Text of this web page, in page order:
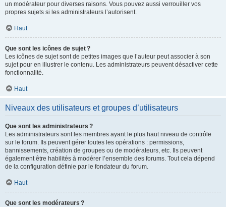
un modérateur pour diverses raisons. Vous pouvez aussi verrouiller vos
propres sujets si les administrateurs l’autorisent.
Haut
Que sont les icônes de sujet ?
Les icônes de sujet sont de petites images que l’auteur peut associer à son
sujet pour en illustrer le contenu. Les administrateurs peuvent désactiver cette
fonctionnalité.
Haut
Niveaux des utilisateurs et groupes d’utilisateurs
Que sont les administrateurs ?
Les administrateurs sont les membres ayant le plus haut niveau de contrôle
sur le forum. Ils peuvent gérer toutes les opérations : permissions,
bannissements, création de groupes ou de modérateurs, etc. Ils peuvent
également être habilités à modérer l’ensemble des forums. Tout cela dépend
de la configuration définie par le fondateur du forum.
Haut
Que sont les modérateurs ?